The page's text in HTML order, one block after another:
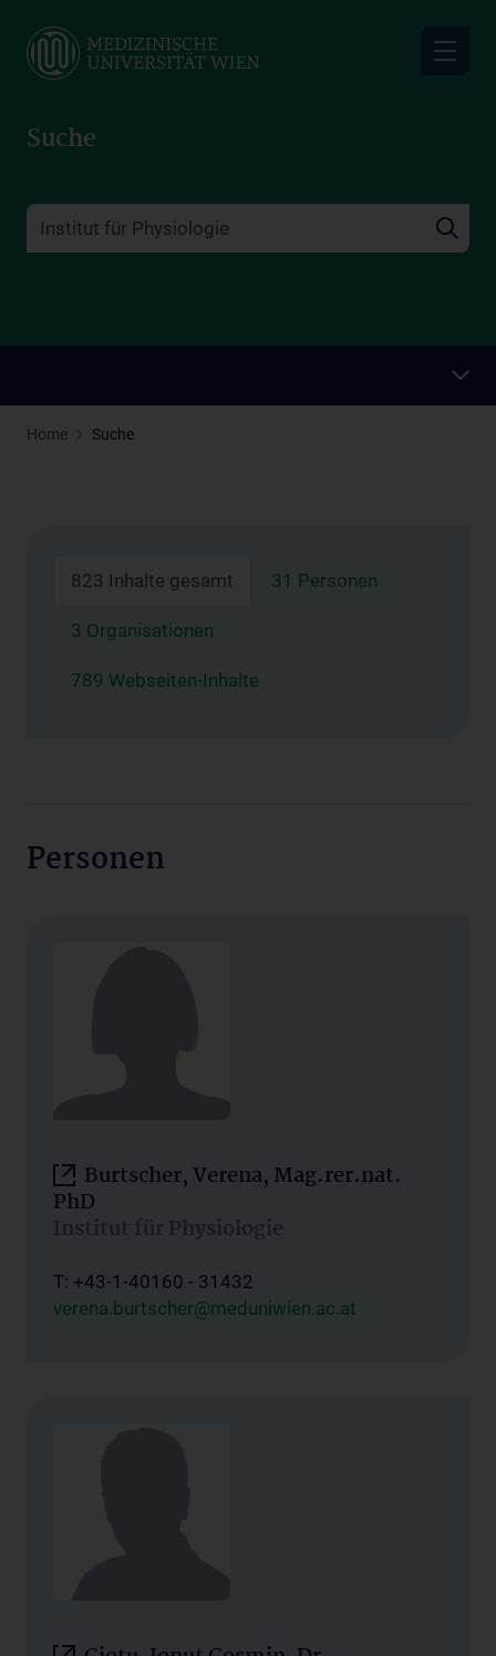
main
Suche
Home Suche
823 Inhalte gesamt 31 Personen
3 Organisationen
789 Webseiten-Inhalte
Personen
Burtscher, Verena, Mag.rer.nat.
PhD
Institut für Physiologie
T: +43-1-40160 - 31432
verena.burtscher@meduniwien.ac.at